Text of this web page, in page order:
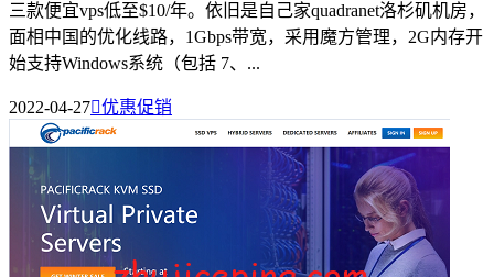
三款便宜vps低至$10/年。依旧是自己家quadranet洛杉矶机房，
面相中国的优化线路，1Gbps带宽，采用魔方管理，2G内存开
始支持Windows系统（包括 7、...
2022-04-27优惠促销